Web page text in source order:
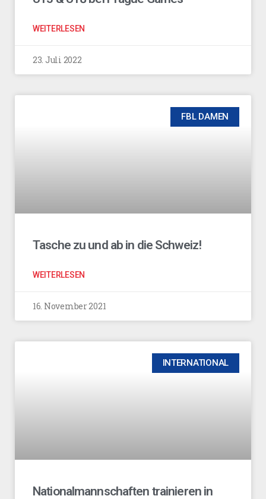
WEITERLESEN
23. Juli 2022
FBL DAMEN
Tasche zu und ab in die Schweiz!
WEITERLESEN
16. November 2021
INTERNATIONAL
Nationalmannschaften trainieren in